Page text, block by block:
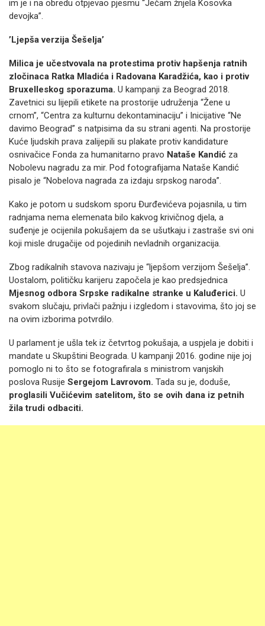
im je i na obredu otpjevao pjesmu “Ječam žnjela Kosovka
devojka”.
’Ljepša verzija Šešelja’
Milica je učestvovala na protestima protiv hapšenja ratnih
zločinaca Ratka Mladića i Radovana Karadžića, kao i protiv
Bruxelleskog sporazuma. U kampanji za Beograd 2018.
Zavetnici su lijepili etikete na prostorije udruženja “Žene u
crnom”, “Centra za kulturnu dekontaminaciju” i Inicijative “Ne
davimo Beograd” s natpisima da su strani agenti. Na prostorije
Kuće ljudskih prava zalijepili su plakate protiv kandidature
osnivačice Fonda za humanitarno pravo Nataše Kandić za
Nobolevu nagradu za mir. Pod fotografijama Nataše Kandić
pisalo je “Nobelova nagrada za izdaju srpskog naroda”.
Kako je potom u sudskom sporu Đurđevićeva pojasnila, u tim
radnjama nema elemenata bilo kakvog krivičnog djela, a
suđenje je ocijenila pokušajem da se ušutkaju i zastraše svi oni
koji misle drugačije od pojedinih nevladnih organizacija.
Zbog radikalnih stavova nazivaju je “ljepšom verzijom Šešelja”.
Uostalom, političku karijeru započela je kao predsjednica
Mjesnog odbora Srpske radikalne stranke u Kaluđerici. U
svakom slučaju, privlači pažnju i izgledom i stavovima, što joj se
na ovim izborima potvrdilo.
U parlament je ušla tek iz četvrtog pokušaja, a uspjela je dobiti i
mandate u Skupštini Beograda. U kampanji 2016. godine nije joj
pomoglo ni to što se fotografirala s ministrom vanjskih
poslova Rusije Sergejom Lavrovom. Tada su je, doduše,
proglasili Vučićevim satelitom, što se ovih dana iz petnih
žila trudi odbaciti.